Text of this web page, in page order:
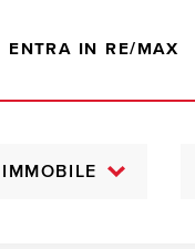
ENTRA IN RE/MAX